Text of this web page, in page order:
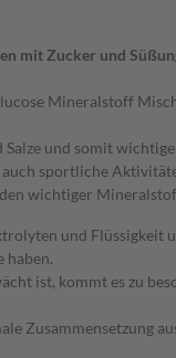
mit Zucker und
Mineralstoff
und somit
sportliche
wichtiger
und
haben.
ist, kommt es zu
Zusammensetzung